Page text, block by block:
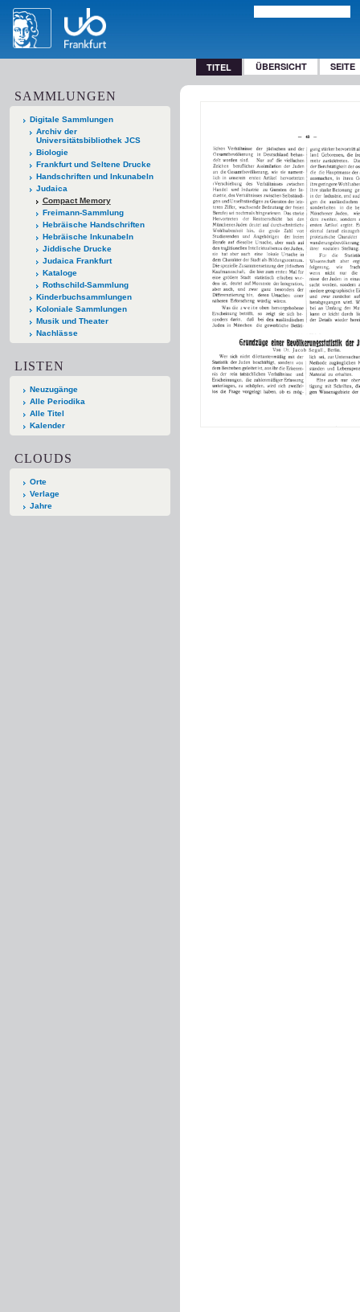
TITEL ÜBERSICHT SEITE
SAMMLUNGEN
Digitale Sammlungen
Archiv der
Universitätsbibliothek JCS
Biologie
Frankfurt und Seltene Drucke
Handschriften und Inkunabeln
Judaica
Compact Memory
Freimann-Sammlung
Hebräische Handschriften
Hebräische Inkunabeln
Jiddische Drucke
Judaica Frankfurt
Kataloge
Rothschild-Sammlung
Kinderbuchsammlungen
Koloniale Sammlungen
Musik und Theater
Nachlässe
LISTEN
Neuzugänge
Alle Periodika
Alle Titel
Kalender
CLOUDS
Orte
Verlage
Jahre